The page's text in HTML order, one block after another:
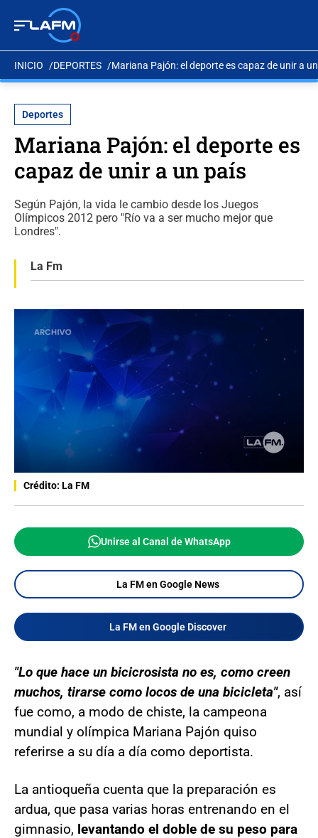
INICIO DEPORTES Mariana Pajón: el deporte es capaz de unir a
Deportes
Mariana Pajón: el deporte es
capaz de unir a un país
Según Pajón, la vida le cambio desde los Juegos
Olímpicos 2012 pero "Río va a ser mucho mejor que
Londres".
La Fm
Crédito: La FM
Unirse al Canal de WhatsApp
La FM en Google News
La FM en Google Discover
"Lo que hace un bicicrosista no es, como creen
muchos, tirarse como locos de una bicicleta", así
fue como, a modo de chiste, la campeona
mundial y olímpica Mariana Pajón quiso
referirse a su día a día como deportista.
La antioqueña cuenta que la preparación es
ardua, que pasa varias horas entrenando en el
gimnasio, levantando el doble de su peso para